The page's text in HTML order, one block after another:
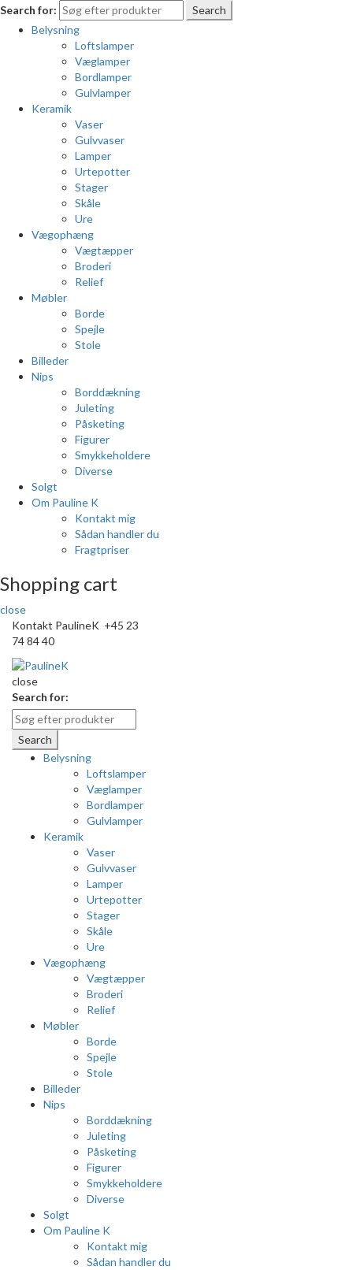
Search for:
Search
Belysning
Loftslamper
Væglamper
Bordlamper
Gulvlamper
Keramik
Vaser
Gulvvaser
Lamper
Urtepotter
Stager
Skåle
Ure
Vægophæng
Vægtæpper
Broderi
Relief
Møbler
Borde
Spejle
Stole
Billeder
Nips
Borddækning
Juleting
Påsketing
Figurer
Smykkeholdere
Diverse
Solgt
Om Pauline K
Kontakt mig
Sådan handler du
Fragtpriser
Shopping cart
close
Kontakt PaulineK +45 23
74 84 40
close
Search for:
Search
Belysning
Loftslamper
Væglamper
Bordlamper
Gulvlamper
Keramik
Vaser
Gulvvaser
Lamper
Urtepotter
Stager
Skåle
Ure
Vægophæng
Vægtæpper
Broderi
Relief
Møbler
Borde
Spejle
Stole
Billeder
Nips
Borddækning
Juleting
Påsketing
Figurer
Smykkeholdere
Diverse
Solgt
Om Pauline K
Kontakt mig
Sådan handler du